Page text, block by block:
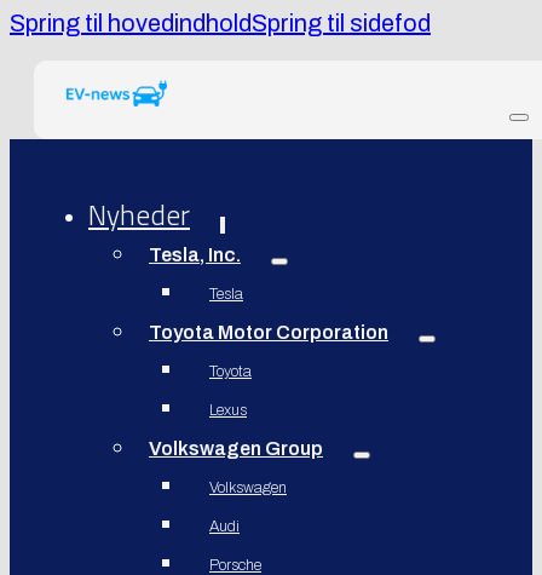
Spring til hovedindholdSpring til sidefod
Nyheder
Tesla, Inc.
Tesla
Toyota Motor Corporation
Toyota
Lexus
Volkswagen Group
Volkswagen
Audi
Porsche